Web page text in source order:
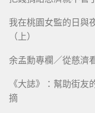
我在桃園女監的日與
（上）
余孟勳專欄／從慈濟
《大誌》：幫助街
摘